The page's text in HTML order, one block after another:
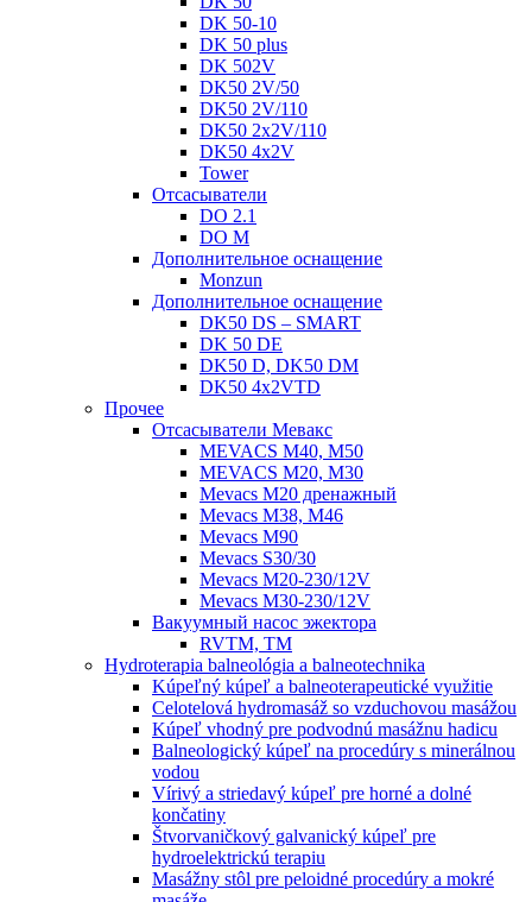
DK 50-10
DK 50 plus
DK 502V
DK50 2V/50
DK50 2V/110
DK50 2x2V/110
DK50 4x2V
Tower
Отсасыватели
DO 2.1
DO M
Дополнительное оснащение
Monzun
Дополнительное оснащение
DK50 DS – SMART
DK 50 DE
DK50 D, DK50 DM
DK50 4x2VTD
Прочеe
Oтсасыватели Мевакс
MEVACS M40, M50
MEVACS M20, M30
Mevacs M20 дренажный
Mevacs M38, M46
Mevacs M90
Mevacs S30/30
Mevacs M20-230/12V
Mevacs M30-230/12V
Вакуумный насос эжектора
RVTM, TM
Hydroterapia balneológia a balneotechnika
Kúpeľný kúpeľ a balneoterapeutické využitie
Celotelová hydromasáž so vzduchovou masážou
Kúpeľ vhodný pre podvodnú masážnu hadicu
Balneologický kúpeľ na procedúry s minerálnou
vodou
Vírivý a striedavý kúpeľ pre horné a dolné
končatiny
Štvorvaničkový galvanický kúpeľ pre
hydroelektrickú terapiu
Masážny stôl pre peloidné procedúry a mokré